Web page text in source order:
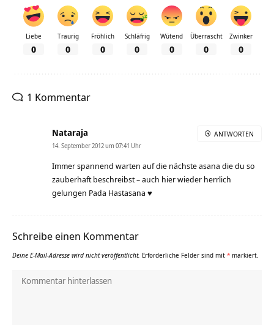
Liebe
0
Traurig
0
Fröhlich
0
Schläfrig
0
Wütend
0
Überrascht
0
Zwinker
0
1 Kommentar
Nataraja
14. September 2012 um 07:41 Uhr
Immer spannend warten auf die nächste asana die du so
zauberhaft beschreibst – auch hier wieder herrlich
gelungen Pada Hastasana ♥
ANTWORTEN
Schreibe einen Kommentar
Deine E-Mail-Adresse wird nicht veröffentlicht. Erforderliche Felder sind mit * markiert.